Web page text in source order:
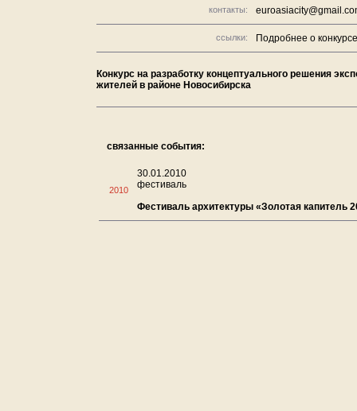
контакты:
ссылки: Подробнее о
Конкурс на разработку концептуального решения
жителей в районе Новосибирска
связанные события:
2010
30.01.2010
фестиваль
Фестиваль архитектуры «Золотая капитель